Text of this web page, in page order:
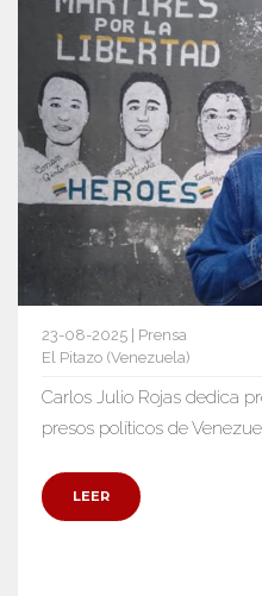
23-08-2025 | Prensa
El Pitazo (Venezuela)
Carlos Julio Rojas dedica
presos políticos de
LEER